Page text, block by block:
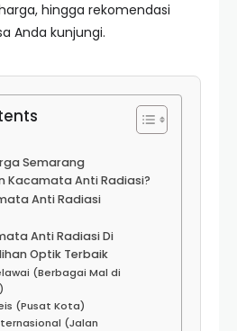
hingga rekomendasi
Anda kunjungi.
Semarang
Kacamata Anti Radiasi?
Anti Radiasi
Anti Radiasi Di
Optik Terbaik
(Berbagai Mal di
(Pusat Kota)
(Jalan